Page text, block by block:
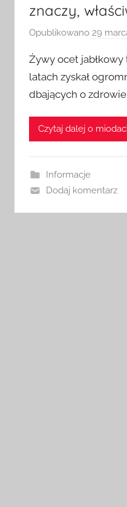
znaczy,
Opublikowano 29
Żywy ocet
latach zyskał
dbających o
Czytaj dalej o
Informacje
Dodaj komentarz